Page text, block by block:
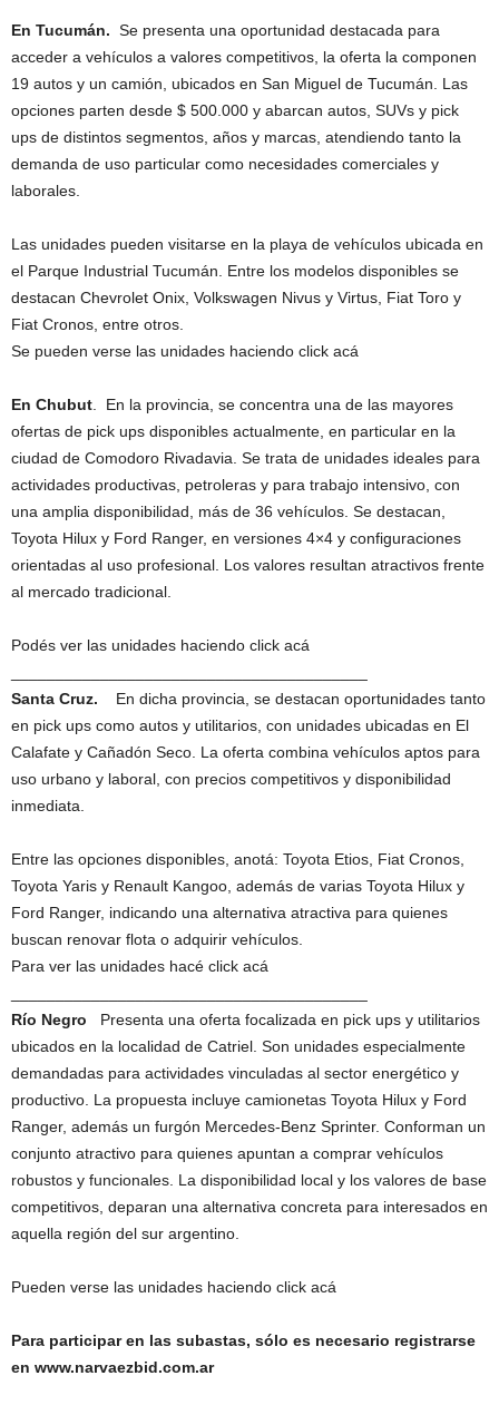
En Tucumán. Se presenta una oportunidad destacada para
acceder a vehículos a valores competitivos, la oferta la componen
19 autos y un camión, ubicados en San Miguel de Tucumán. Las
opciones parten desde $ 500.000 y abarcan autos, SUVs y pick
ups de distintos segmentos, años y marcas, atendiendo tanto la
demanda de uso particular como necesidades comerciales y
laborales.
Las unidades pueden visitarse en la playa de vehículos ubicada en
el Parque Industrial Tucumán. Entre los modelos disponibles se
destacan Chevrolet Onix, Volkswagen Nivus y Virtus, Fiat Toro y
Fiat Cronos, entre otros.
Se pueden verse las unidades haciendo click acá
En Chubut . En la provincia, se concentra una de las mayores
ofertas de pick ups disponibles actualmente, en particular en la
ciudad de Comodoro Rivadavia. Se trata de unidades ideales para
actividades productivas, petroleras y para trabajo intensivo, con
una amplia disponibilidad, más de 36 vehículos. Se destacan,
Toyota Hilux y Ford Ranger, en versiones 4×4 y configuraciones
orientadas al uso profesional. Los valores resultan atractivos frente
al mercado tradicional.
Podés ver las unidades haciendo click acá
Santa Cruz. En dicha provincia, se destacan oportunidades tanto
en pick ups como autos y utilitarios, con unidades ubicadas en El
Calafate y Cañadón Seco. La oferta combina vehículos aptos para
uso urbano y laboral, con precios competitivos y disponibilidad
inmediata.
Entre las opciones disponibles, anotá: Toyota Etios, Fiat Cronos,
Toyota Yaris y Renault Kangoo, además de varias Toyota Hilux y
Ford Ranger, indicando una alternativa atractiva para quienes
buscan renovar flota o adquirir vehículos.
Para ver las unidades hacé click acá
Río Negro Presenta una oferta focalizada en pick ups y utilitarios
ubicados en la localidad de Catriel. Son unidades especialmente
demandadas para actividades vinculadas al sector energético y
productivo. La propuesta incluye camionetas Toyota Hilux y Ford
Ranger, además un furgón Mercedes-Benz Sprinter. Conforman un
conjunto atractivo para quienes apuntan a comprar vehículos
robustos y funcionales. La disponibilidad local y los valores de base
competitivos, deparan una alternativa concreta para interesados en
aquella región del sur argentino.
Pueden verse las unidades haciendo click acá
Para participar en las subastas, sólo es necesario registrarse
en www.narvaezbid.com.ar